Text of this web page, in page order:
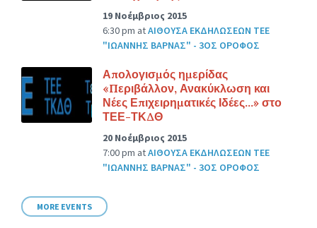
19 Νοέμβριος 2015
6:30 pm atΑΙΘΟΥΣΑ ΕΚΔΗΛΩΣΕΩΝ ΤΕΕ
"ΙΩΑΝΝΗΣ ΒΑΡΝΑΣ" - 3ΟΣ ΟΡΟΦΟΣ
Απολογισμός ημερίδας
«Περιβάλλον, Ανακύκλωση και
Νέες Επιχειρηματικές Ιδέες…» στο
ΤΕΕ-ΤΚΔΘ
20 Νοέμβριος 2015
7:00 pm atΑΙΘΟΥΣΑ ΕΚΔΗΛΩΣΕΩΝ ΤΕΕ
"ΙΩΑΝΝΗΣ ΒΑΡΝΑΣ" - 3ΟΣ ΟΡΟΦΟΣ
MORE EVENTS